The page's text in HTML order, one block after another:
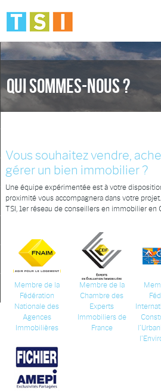
Accueil
Nos offres
Nos services
Alerte e-mail
Contact
Mon compte
Ma sélection
Qui sommes-nous ?
Vous souhaitez vendre,
gérer un bien immobilier ?
Une équipe expérimentée est à votre
proximité vous accompagnera dans votre projet.
TSI, 1er réseau de conseillers en immobilier en
Membre de la
Fédération
Nationale des
Agences
Immobilières
Membre de la
Chambre des
Experts
Immobiliers de
France